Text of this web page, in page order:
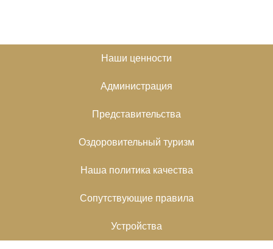
Наши ценности
Администрация
Представительства
Оздоровительный туризм
Наша политика качества
Сопутствующие правила
Устройства